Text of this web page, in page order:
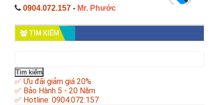
0904.072.157 - Mr. Phước
TÌM KIẾM
cho:
✅ Ưu đãi giảm giá 20%
✅ Bảo Hành 5 - 20 Năm
✅ Hotline: 0904.072.157